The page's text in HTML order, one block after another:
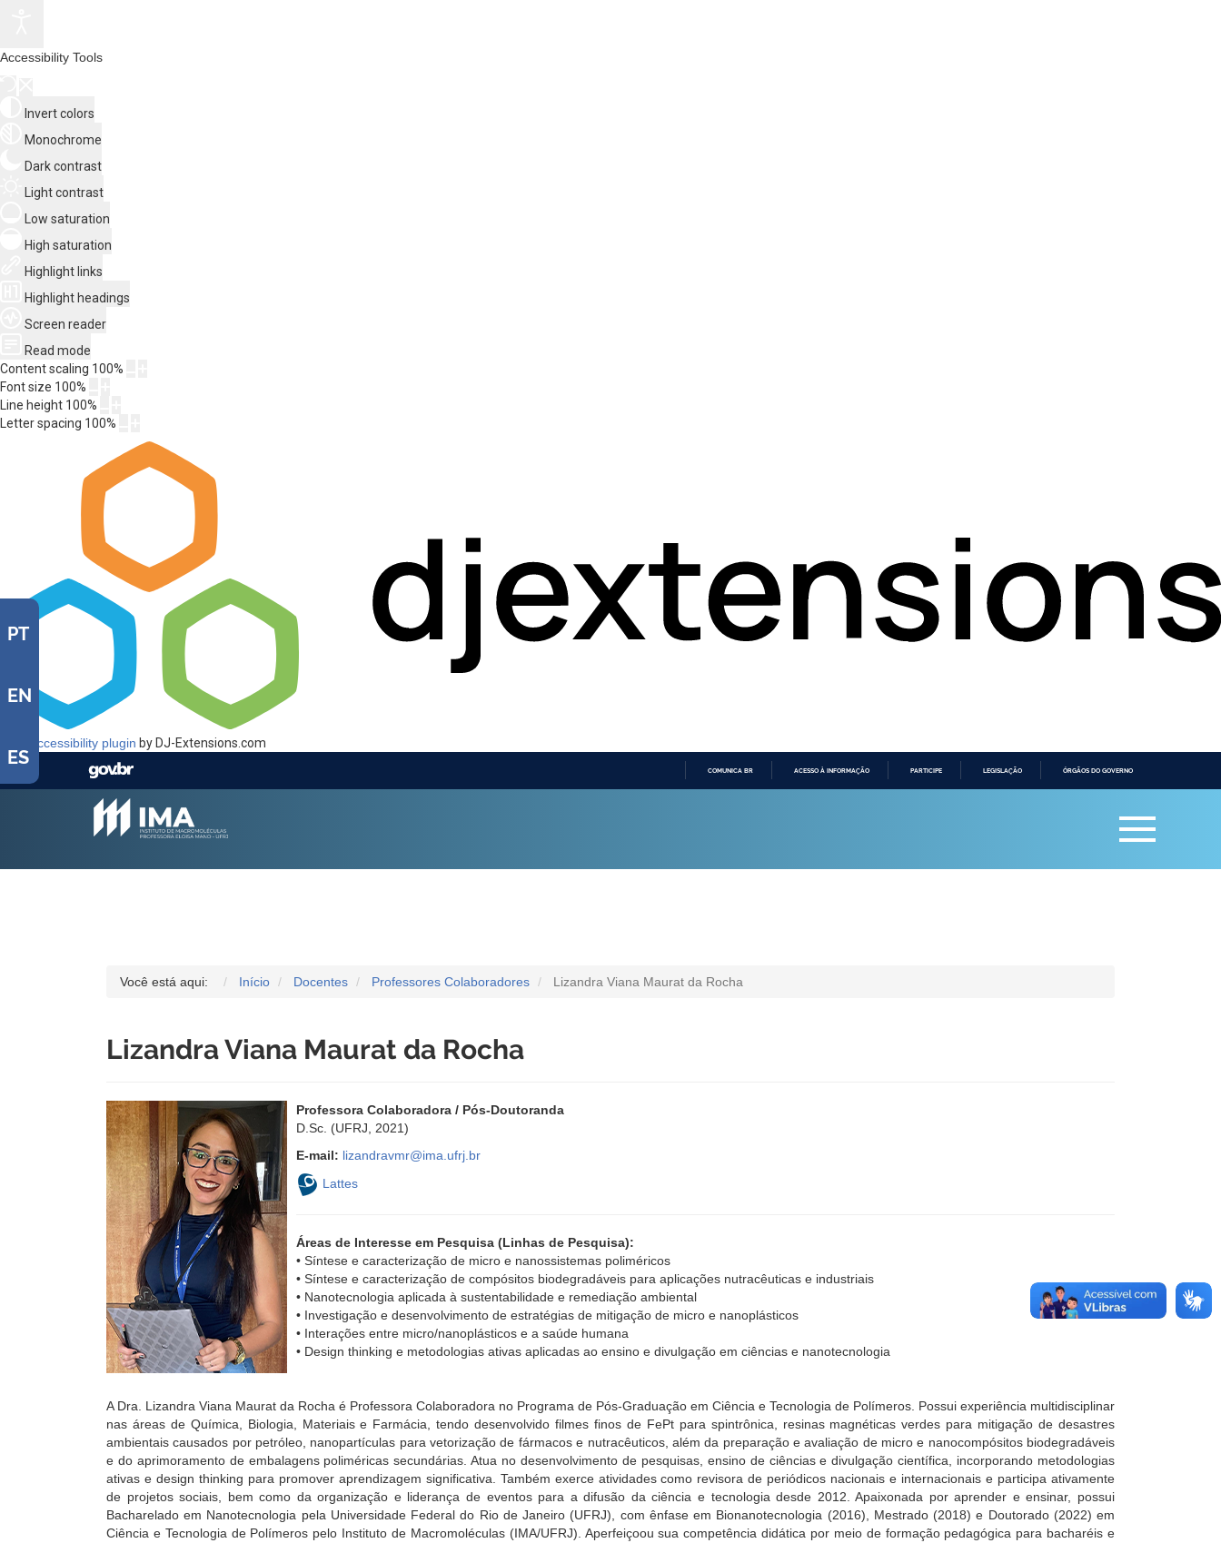
Accessibility Tools
Invert colors
Monochrome
Dark contrast
Light contrast
Low saturation
High saturation
Highlight links
Highlight headings
Screen reader
Read mode
Content scaling 100%
Font size 100%
Line height 100%
Letter spacing 100%
Web Accessibility plugin by DJ-Extensions.com
COMUNICA BR ACESSO À INFORMAÇÃO PARTICIPE LEGISLAÇÃO ÓRGÃOS DO GOVERNO
PT
EN
ES
Você está aqui: Início Docentes Professores Colaboradores Lizandra Viana Maurat da Rocha
Lizandra Viana Maurat da Rocha
Professora Colaboradora / Pós-Doutoranda
D.Sc. (UFRJ, 2021)
E-mail: lizandravmr@ima.ufrj.br
Lattes
Áreas de Interesse em Pesquisa (Linhas de Pesquisa):
• Síntese e caracterização de micro e nanossistemas poliméricos
• Síntese e caracterização de compósitos biodegradáveis para aplicações nutracêuticas e industriais
• Nanotecnologia aplicada à sustentabilidade e remediação ambiental
• Investigação e desenvolvimento de estratégias de mitigação de micro e nanoplásticos
• Interações entre micro/nanoplásticos e a saúde humana
• Design thinking e metodologias ativas aplicadas ao ensino e divulgação em ciências e nanotecnologia
A Dra. Lizandra Viana Maurat da Rocha é Professora Colaboradora no Programa de Pós-Graduação em Ciência e Tecnologia de Polímeros. Possui experiência multidisciplinar
nas áreas de Química, Biologia, Materiais e Farmácia, tendo desenvolvido filmes finos de FePt para spintrônica, resinas magnéticas verdes para mitigação de desastres
ambientais causados por petróleo, nanopartículas para vetorização de fármacos e nutracêuticos, além da preparação e avaliação de micro e nanocompósitos biodegradáveis
e do aprimoramento de embalagens poliméricas secundárias. Atua no desenvolvimento de pesquisas, ensino de ciências e divulgação científica, incorporando metodologias
ativas e design thinking para promover aprendizagem significativa. Também exerce atividades como revisora de periódicos nacionais e internacionais e participa ativamente
de projetos sociais, bem como da organização e liderança de eventos para a difusão da ciência e tecnologia desde 2012. Apaixonada por aprender e ensinar, possui
Bacharelado em Nanotecnologia pela Universidade Federal do Rio de Janeiro (UFRJ), com ênfase em Bionanotecnologia (2016), Mestrado (2018) e Doutorado (2022) em
Ciência e Tecnologia de Polímeros pelo Instituto de Macromoléculas (IMA/UFRJ). Aperfeiçoou sua competência didática por meio de formação pedagógica para bacharéis e